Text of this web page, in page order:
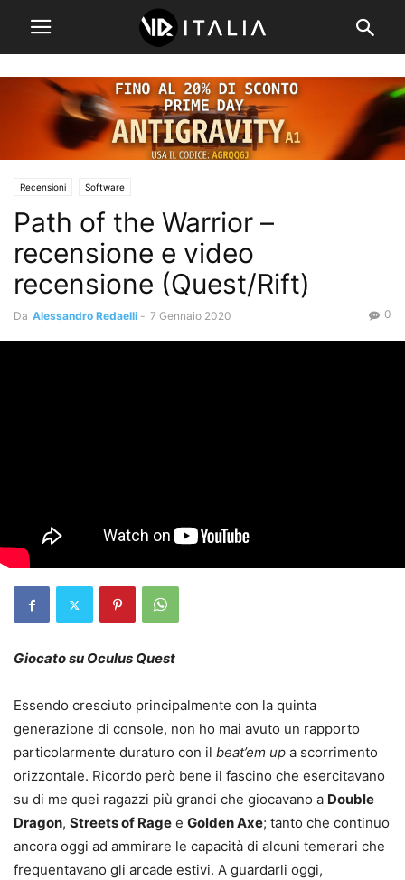
Recensioni Software
Path of the Warrior –
recensione e video
recensione (Quest/Rift)
Da Alessandro Redaelli - 7 Gennaio 2020 0
Giocato su Oculus Quest
Essendo cresciuto principalmente con la quinta
generazione di console, non ho mai avuto un rapporto
particolarmente duraturo con il beat’em up a scorrimento
orizzontale. Ricordo però bene il fascino che esercitavano
su di me quei ragazzi più grandi che giocavano a Double
Dragon, Streets of Rage e Golden Axe; tanto che continuo
ancora oggi ad ammirare le capacità di alcuni temerari che
frequentavano gli arcade estivi. A guardarli oggi,